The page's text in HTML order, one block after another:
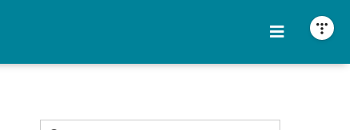
티스토리툴바